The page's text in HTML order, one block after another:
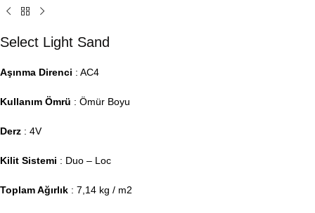
Select Light Sand
Aşınma Direnci : AC4
Kullanım Ömrü : Ömür Boyu
Derz : 4V
Kilit Sistemi : Duo – Loc
Toplam Ağırlık : 7,14 kg / m2